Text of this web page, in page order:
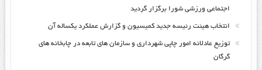
اجتماعی ورزشی شورا برگزار گردید
انتخاب هیئت رئیسه جدید کمیسیون و گزارش عملکرد یکساله آن
توزیع عادلانه امور چاپی شهرداری و سازمان های تابعه در چابخانه های
گرگان